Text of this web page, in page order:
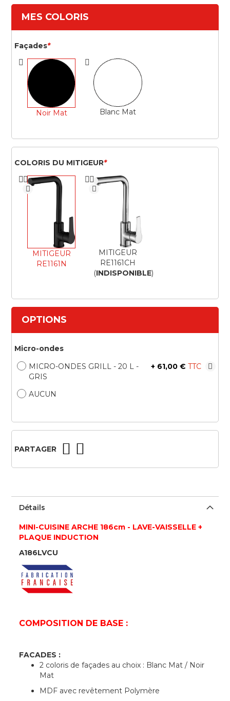
MES COLORIS
*
Façades
Noir Mat Blanc Mat
*
COLORIS DU MITIGEUR
MITIGEUR
RE1161N
MITIGEUR
RE1161CH
(INDISPONIBLE)
OPTIONS
Micro-ondes
MICRO-ONDES GRILL - 20 L -
GRIS
+ 61,00 €
AUCUN
PARTAGER
Détails
MINI-CUISINE ARCHE 186cm - LAVE-VAISSELLE +
PLAQUE INDUCTION
A186LVCU
COMPOSITION DE BASE :
FACADES :
2 coloris de façades au choix : Blanc Mat / Noir
Mat
MDF avec revêtement Polymère